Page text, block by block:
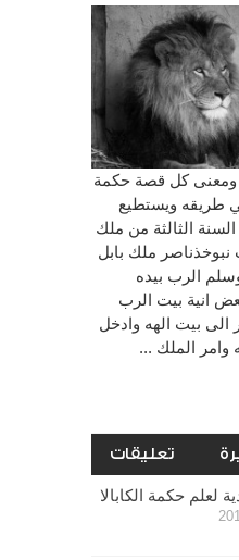
كل قصة حكمة
طريقه ويستطيع
الثالثة من ملك
نبوخذناصر ملك بابل
الرب بيده
انية بيت الرب
الى بيت الهه وادخل
وامر الملك ...
تعليقات
لعلم حكمة الكابالا